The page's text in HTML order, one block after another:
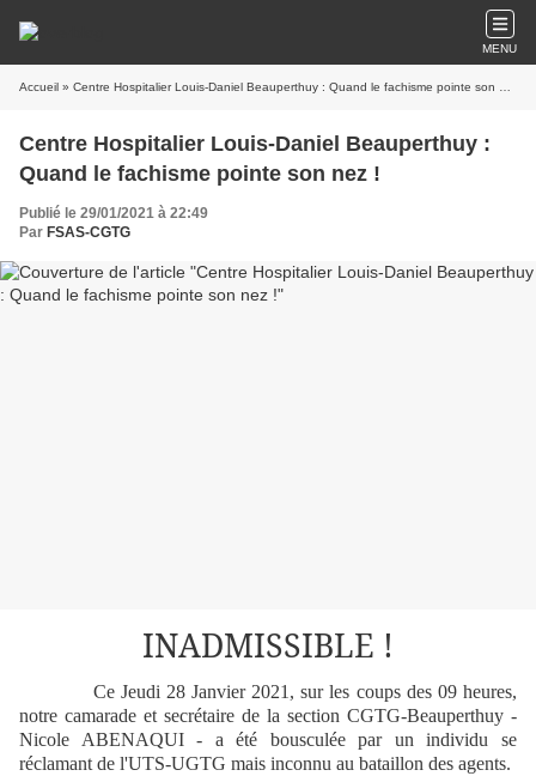
MENU
Accueil » Centre Hospitalier Louis-Daniel Beauperthuy : Quand le fachisme pointe son nez !
Centre Hospitalier Louis-Daniel Beauperthuy :
Quand le fachisme pointe son nez !
Publié le 29/01/2021 à 22:49
Par FSAS-CGTG
INADMISSIBLE !
Ce Jeudi 28 Janvier 2021, sur les coups des 09 heures,
notre camarade et secrétaire de la section CGTG-Beauperthuy -
Nicole ABENAQUI - a été bousculée par un individu se
réclamant de l'UTS-UGTG mais inconnu au bataillon des agents.